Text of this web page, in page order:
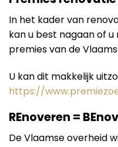
In het kader van
kan u best nagaan of
premies van de
U kan dit makkelijk
https://
REnoveren =
De Vlaamse overheid